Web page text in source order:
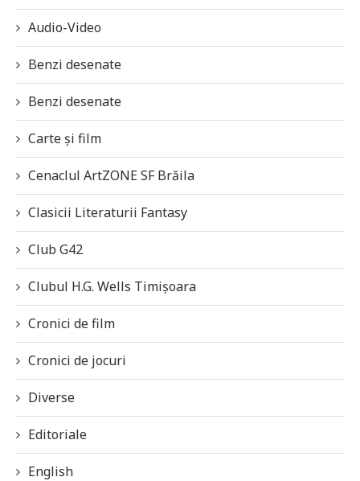
Audio-Video
Benzi desenate
Benzi desenate
Carte și film
Cenaclul ArtZONE SF Brăila
Clasicii Literaturii Fantasy
Club G42
Clubul H.G. Wells Timișoara
Cronici de film
Cronici de jocuri
Diverse
Editoriale
English